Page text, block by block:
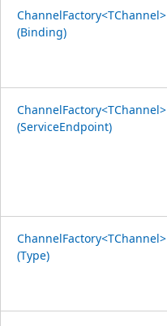
ChannelFactory<TChannel>
(Binding)
ChannelFactory<TChannel>
(ServiceEndpoint)
ChannelFactory<TChannel>
(Type)